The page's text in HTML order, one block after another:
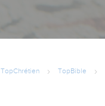
TopChrétien TopBible